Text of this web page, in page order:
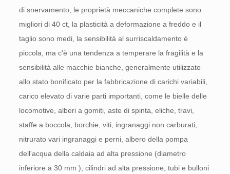
di snervamento, le proprietà meccaniche complete sono
migliori di 40 ct, la plasticità a deformazione a freddo e il
taglio sono medi, la sensibilità al surriscaldamento è
piccola, ma c'è una tendenza a temperare la fragilità e la
sensibilità alle macchie bianche, generalmente utilizzato
allo stato bonificato per la fabbricazione di carichi variabili,
carico elevato di varie parti importanti, come le bielle delle
locomotive, alberi a gomiti, aste di spinta, eliche, travi,
staffe a boccola, borchie, viti, ingranaggi non carburati,
nitrurato vari ingranaggi e perni, albero della pompa
dell'acqua della caldaia ad alta pressione (diametro
inferiore a 30 mm ), cilindri ad alta pressione, tubi e bulloni